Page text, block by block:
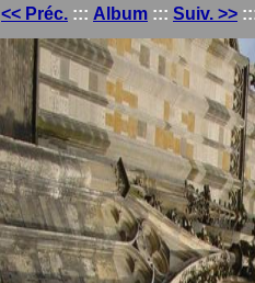
<< Préc. ::: Album ::: Suiv. >>